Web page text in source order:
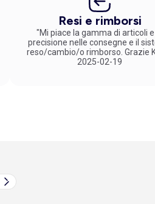
Resi e rimborsi
"Mi piace la gamma di articoli e
precisione nelle consegne e il
reso/cambio/o rimborso. Grazie
2025-02-19